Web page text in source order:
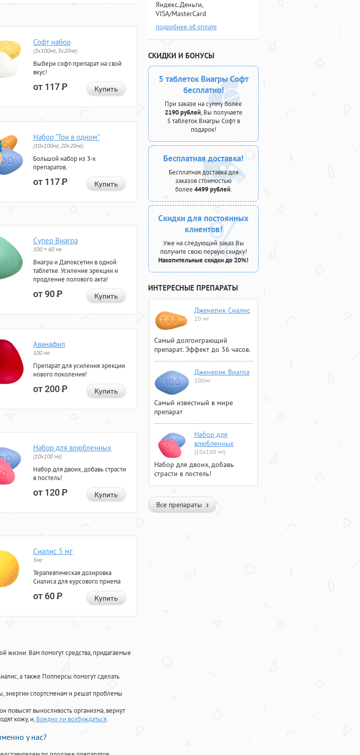
Софт набор
(3x100мг, 3x20мг)
Выбери софт-препарат на свой
вкус!
от 117Р Купить
Набор "Три в одном"
(10x100мг, 20x20мг)
Большой набор из 3-х
препаратов.
от 117Р Купить
Супер Виагра
100 + 60 мг
Виагра и Дапоксетин в одной
таблетке. Усиление эрекции и
продление полового акта!
от 90Р Купить
Аванафил
100 мг
Препарат для усиления эрекции
нового поколения!
от 200Р Купить
Набор для влюбленных
(10х100 мг)
Набор для двоих, добавь страсти
в постель!
от 120Р Купить
Сиалис 5 мг
5мг
Терапевтическая дозировка
Сиалиса для курсового приема
от 60Р Купить
жизни. Вам помогут средства, придагаемые
а также Попперсы помогут сделать
энергии спортсменам и решат проблемы
повысят выносливость организма, вернут
кожу, и, Вредно ли возбуждаться.
у нас?
Яндекс.Деньги,
VISA/MasterCard
подробнее об оплате
СКИДКИ И БОНУСЫ
5 таблеток Виагры Софт
бесплатно!
При заказе на сумму более
2190 рублей, Вы получаете
5 таблеток Виагры Софт в
подарок!
Бесплатная доставка!
Бесплатная доставка для
заказов стоимостью
более 4499 рублей.
Скидки для постоянных
клиентов!
Уже на следующий заказ Вы
получите свою первую скидку!
Накопительные скидки до 20%!
ИНТЕРЕСНЫЕ ПРЕПАРАТЫ
Дженерик Сиалис
20 мг
Самый долгоиграющий
препарат. Эффект до 36 часов.
Дженерик Виагра
100мг
Самый известный в мире
препарат
Набор для
влюбленных
(10х100 мг)
Набор для двоих, добавь
страсти в постель!
Все препараты